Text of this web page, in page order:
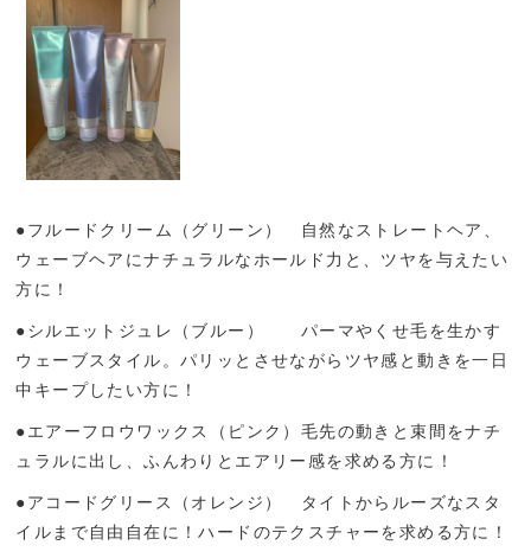
●フルードクリーム（グリーン） 自然なストレートヘア、
ウェーブヘアにナチュラルなホールド力と、ツヤを与えたい
方に！
●シルエットジュレ（ブルー） パーマやくせ毛を生かす
ウェーブスタイル。パリッとさせながらツヤ感と動きを一日
中キープしたい方に！
●エアーフロウワックス（ピンク）毛先の動きと束間をナチ
ュラルに出し、ふんわりとエアリー感を求める方に！
●アコードグリース（オレンジ） タイトからルーズなスタ
イルまで自由自在に！ハードのテクスチャーを求める方に！